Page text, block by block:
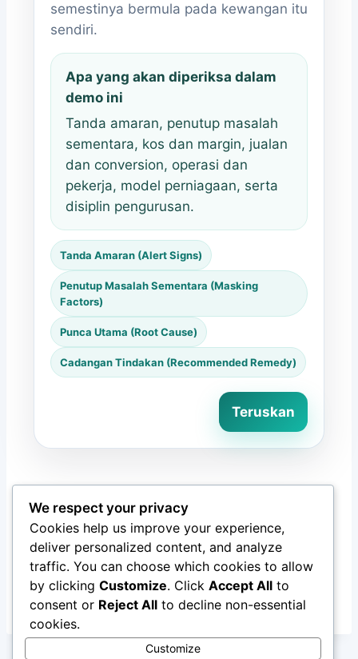
semestinya bermula pada kewangan itu
sendiri.
Apa yang akan diperiksa dalam
demo ini
Tanda amaran, penutup masalah
sementara, kos dan margin, jualan
dan conversion, operasi dan
pekerja, model perniagaan, serta
disiplin pengurusan.
Tanda Amaran (Alert Signs)
Penutup Masalah Sementara (Masking
Factors)
Punca Utama (Root Cause)
Cadangan Tindakan (Recommended Remedy)
Teruskan
Demo HTML ini dibina sebagai contoh website-ready.
Ia boleh dijadikan landing demo, bahan
pembentangan, atau asas untuk versi interaktif yang
lebih lengkap.
We respect your privacy
Cookies help us improve your experience,
deliver personalized content, and analyze
traffic. You can choose which cookies to allow
by clicking Customize. Click Accept All to
consent or Reject All to decline non-essential
cookies.
Customize